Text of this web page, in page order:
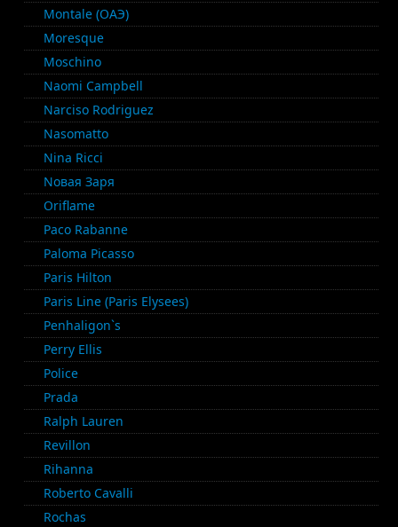
Montale (ОАЭ)
Moresque
Moschino
Naomi Campbell
Narciso Rodriguez
Nasomatto
Nina Ricci
Nовая Заря
Oriflame
Paco Rabanne
Paloma Picasso
Paris Hilton
Paris Line (Paris Elysees)
Penhaligon`s
Perry Ellis
Police
Prada
Ralph Lauren
Revillon
Rihanna
Roberto Cavalli
Rochas